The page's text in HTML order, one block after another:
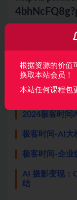
相关推荐：
LLM算法工程
慕K网体系课-
2024极客时间
极客时间-AI大
极客时间-企业
AI 摄影变现：
结
根据资源的价值
换取本站会员！
本站任何课程包